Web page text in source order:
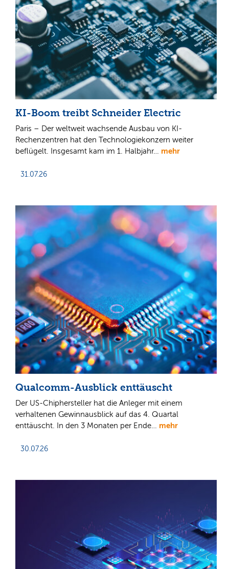
KI-Boom treibt Schneider Electric
Paris – Der weltweit wachsende Ausbau von KI-
Rechenzentren hat den Technologiekonzern weiter
beflügelt. Insgesamt kam im 1. Halbjahr… mehr
31.07.26
Qualcomm-Ausblick enttäuscht
Der US-Chiphersteller hat die Anleger mit einem
verhaltenen Gewinnausblick auf das 4. Quartal
enttäuscht. In den 3 Monaten per Ende… mehr
30.07.26